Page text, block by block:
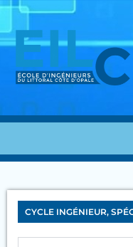
CYCLE INGÉNIEUR,